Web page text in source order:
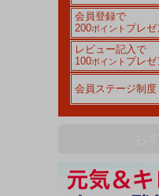
会員登録で
200ポイント プレゼ
レビュー記入で
100ポイント プレゼ
会員ステージ制度